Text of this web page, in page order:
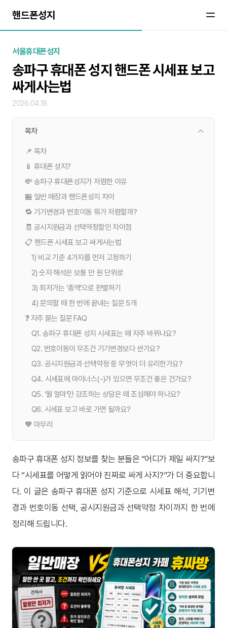
핸드폰성지
서울휴대폰성지
송파구 휴대폰 성지 핸드폰 시세표 보고
싸게사는법
2026.04.18
목차
📌 목차
📱 휴대폰 성지?
💸 송파구 휴대폰성지가 저렴한 이유
🏪 일반 매장과 핸드폰성지 차이
🔁 기기변경과 번호이동 뭐가 저렴할까?
🧾 공시지원금과 선택약정할인 차이점
📋 핸드폰 시세표 보고 싸게사는법
1) 비교 기준 4가지를 먼저 고정하기
2) 숫자 해석은 보통 만 원 단위로
3) 최저가는 ‘총액’으로 판별하기
4) 문의할 때 한 번에 끝내는 질문 5개
❓ 자주 묻는 질문 FAQ
Q1. 송파구 휴대폰 성지 시세표는 왜 자주 바뀌나요?
Q2. 번호이동이 무조건 기기변경보다 싼가요?
Q3. 공시지원금과 선택약정 중 무엇이 더 유리한가요?
Q4. 시세표에 마이너스(-)가 있으면 무조건 좋은 건가요?
Q5. ‘월 얼마’만 강조하는 상담은 왜 조심해야 하나요?
Q6. 시세표 보고 바로 가면 될까요?
🧡 마무리
송파구 휴대폰 성지 정보를 찾는 분들은 “어디가 제일 싸지?”보
다 “시세표를 어떻게 읽어야 진짜로 싸게 사지?”가 더 중요합니
다. 이 글은 송파구 휴대폰 성지 기준으로 시세표 해석, 기기변
경과 번호이동 선택, 공시지원금과 선택약정 차이까지 한 번에
정리해 드립니다.